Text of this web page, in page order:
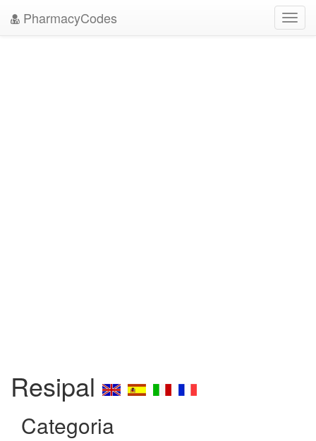
PharmacyCodes
Resipal
Categoria